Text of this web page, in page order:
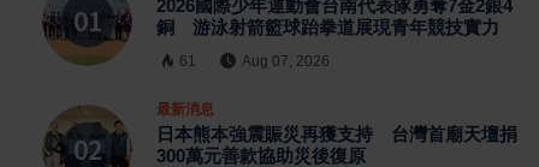
2026國際少年運動會台南代表隊勇奪7金2銀4
銅 游泳射箭籃球跆拳道展現青年競技實力
61 Aug 07, 2026
最新消息
日本熊本強震賑災再獲支持 台灣首廟天壇捐
300萬元善款協助災後復原